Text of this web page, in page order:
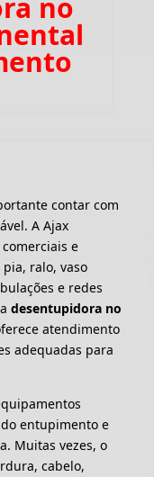
no
contar com
A Ajax
e
ralo, vaso
e redes
desentupidora no
atendimento
adequadas para
entupimento e
Muitas vezes, o
cabelo,